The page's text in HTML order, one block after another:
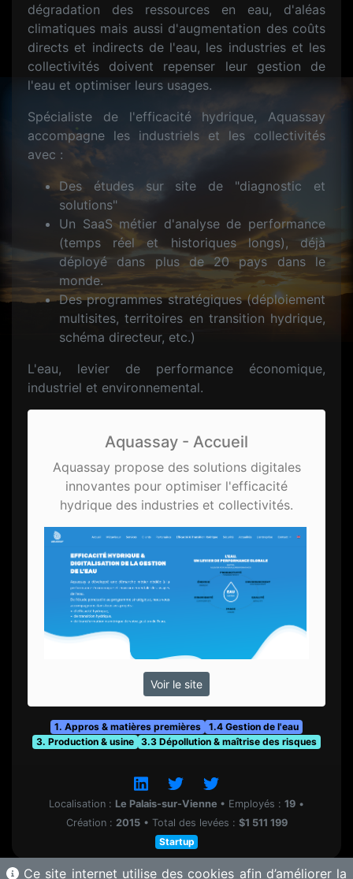
dégradation des ressources en eau, d'aléas
climatiques mais aussi d'augmentation des coûts
directs et indirects de l'eau, les industries et les
collectivités doivent repenser leur gestion de
l'eau et optimiser leurs usages.
Spécialiste de l'efficacité hydrique, Aquassay
accompagne les industriels et les collectivités
avec :
Des études sur site de "diagnostic et
solutions"
Un SaaS métier d'analyse de performance
(temps réel et historiques longs), déjà
déployé dans plus de 20 pays dans le
monde.
Des programmes stratégiques (déploiement
multisites, territoires en transition hydrique,
schéma directeur, etc.)
L'eau, levier de performance économique,
industriel et environnemental.
Aquassay - Accueil
Aquassay propose des solutions digitales
innovantes pour optimiser l'efficacité
hydrique des industries et collectivités.
Voir le site
1. Appros & matières premières
1.4 Gestion de l'eau
3. Production & usine
3.3 Dépollution & maîtrise des risques
Localisation : Le Palais-sur-Vienne • Employés : 19 •
Création : 2015 • Total des levées : $1 511 199
Startup
Ce site internet utilise des cookies afin d’améliorer la